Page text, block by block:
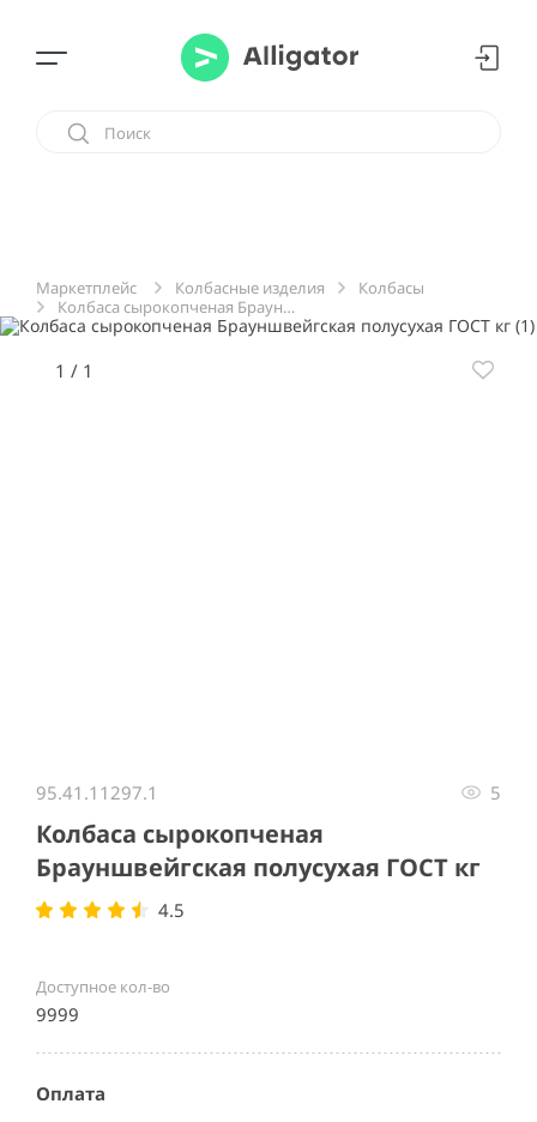
Маркетплейс Колбасные изделия
Колбасы
Колбаса сырокопченая Брауншвейгская полусухая ГОСТ кг
1 / 1
95.41.11297.1 5
Колбаса сырокопченая
Брауншвейгская полусухая ГОСТ кг
4.5
Доступное кол-во
9999
Оплата